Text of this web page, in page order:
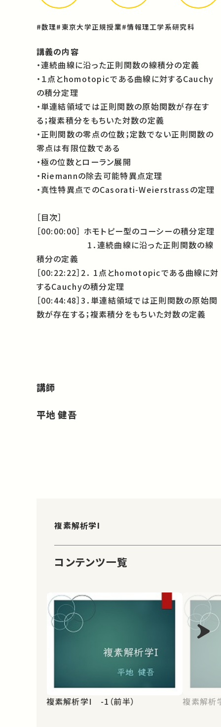
#数理#東京大学正規授業#情報理工学系研究科
講義の内容
・連続曲線に沿った正則関数の線積分の定義
・１点とhomotopicである曲線に対するCauchy
の積分定理
・単連結領域では正則関数の原始関数が存在す
る；複素積分をもちいた対数の定義
・正則関数の零点の位数；定数でない正則関数の
零点は有限位数である
・極の位数とローラン展開
・Riemannの除去可能特異点定理
・真性特異点でのCasorati-Weierstrassの定理
［目次］
［00:00:00］ ホモトピー型のコーシーの積分定理
1．連続曲線に沿った正則関数の線
積分の定義
［00:22:22］2． 1点とhomotopicである曲線に対
するCauchyの積分定理
［00:44:48］3．単連結領域では正則関数の原始関
数が存在する；複素積分をもちいた対数の定義
講師
平地 健吾
複素解析学I
コンテンツ一覧
複素解析学I -1（前半） 複素解析